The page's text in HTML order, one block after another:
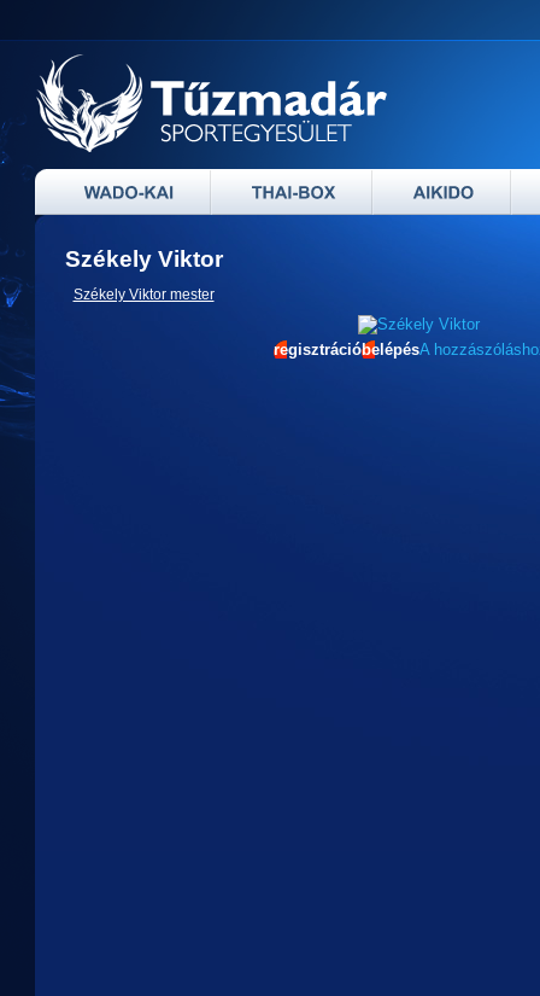
Székely Viktor
Székely Viktor mester
A
regisztrációbelépés